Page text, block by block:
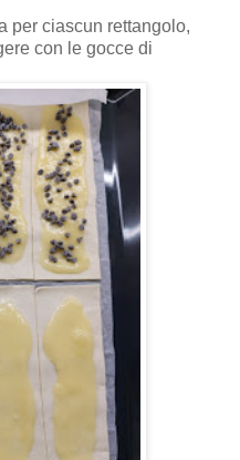
per ciascun rettangolo,
con le gocce di